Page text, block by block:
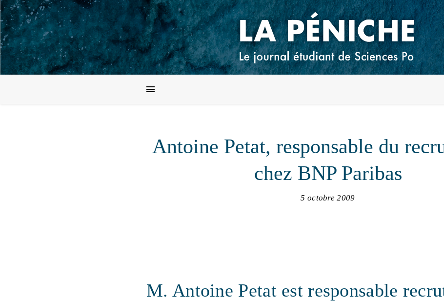
Antoine Petat, responsable du
chez BNP Paribas
5 octobre 2009
M. Antoine Petat est responsable